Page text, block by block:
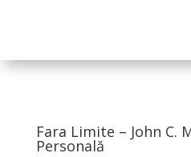
Fara Limite – John C.
Personală